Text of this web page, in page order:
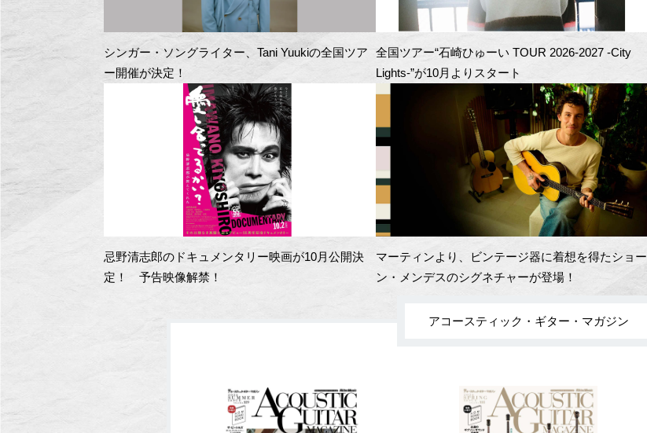
シンガー・ソングライター、Tani Yuukiの全国ツア
ー開催が決定！
全国ツアー“石崎ひゅーい TOUR 2026-2027 -City
Lights-”が10月よりスタート
忌野清志郎のドキュメンタリー映画が10月公開決
定！ 予告映像解禁！
マーティンより、ビンテージ器に着想を得たショー
ン・メンデスのシグネチャーが登場！
アコースティック・ギター・マガジン